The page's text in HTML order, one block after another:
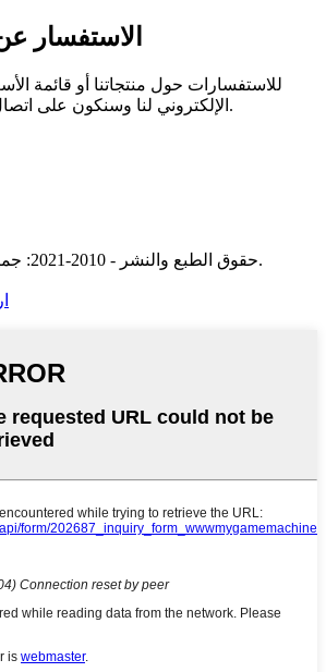
الاستفسار
للاستفسارات حول منتجاتنا أو قائمة
الإلكتروني لنا وسنكون على اتصال في غضون 24 ساعة.
© حقوق الطبع والنشر - 2010-2021: جميع الحقوق محفوظة.